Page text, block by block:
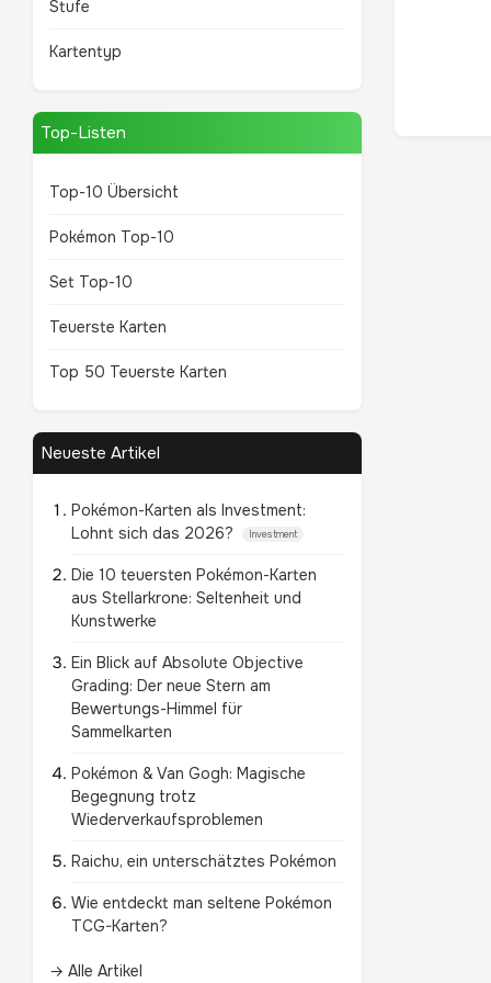
Stufe
Kartentyp
Top-Listen
Top-10 Übersicht
Pokémon Top-10
Set Top-10
Teuerste Karten
Top 50 Teuerste Karten
Neueste Artikel
Pokémon-Karten als Investment:
Lohnt sich das 2026?
Investment
Die 10 teuersten Pokémon-Karten
aus Stellarkrone: Seltenheit und
Kunstwerke
Ein Blick auf Absolute Objective
Grading: Der neue Stern am
Bewertungs-Himmel für
Sammelkarten
Pokémon & Van Gogh: Magische
Begegnung trotz
Wiederverkaufsproblemen
Raichu, ein unterschätztes Pokémon
Wie entdeckt man seltene Pokémon
TCG-Karten?
→ Alle Artikel